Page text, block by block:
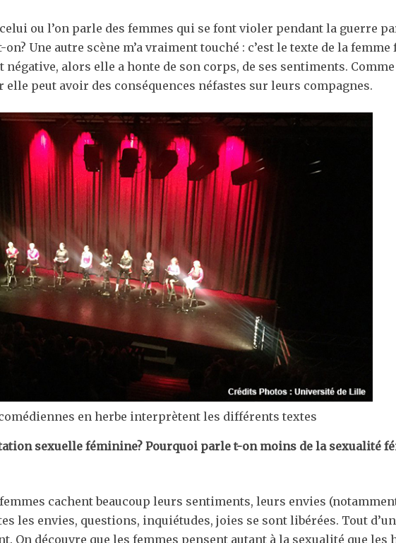
ou l’on parle des femmes qui se font violer pendant la guerre
Une autre scène m’a vraiment touché : c’est le texte de la femme
alors elle a honte de son corps, de ses sentiments.
peut avoir des conséquences néfastes sur leurs compagnes.
comédiennes en herbe interprètent les différents textes
sexuelle féminine? Pourquoi parle t-on moins de la sexualité
cachent beaucoup leurs sentiments, leurs envies
les envies, questions, inquiétudes, joies se sont libérées. Tout
On découvre que les femmes pensent autant à la sexualité que les